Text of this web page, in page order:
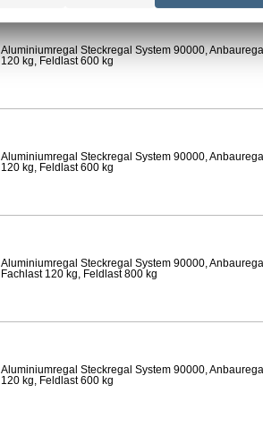
Aluminiumregal Steckregal System 90000,
120 kg, Feldlast 600 kg
Aluminiumregal Steckregal System 90000,
120 kg, Feldlast 600 kg
Aluminiumregal Steckregal System 90000,
Fachlast 120 kg, Feldlast 800 kg
Aluminiumregal Steckregal System 90000,
120 kg, Feldlast 600 kg